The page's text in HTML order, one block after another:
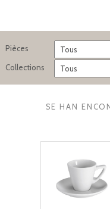
Pièces
Collections
SE HAN